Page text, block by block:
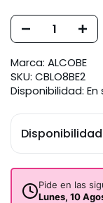
Marca: ALCOBE
SKU: CBLO8BE2
Disponibilidad:
Pide en las
Lunes, 10